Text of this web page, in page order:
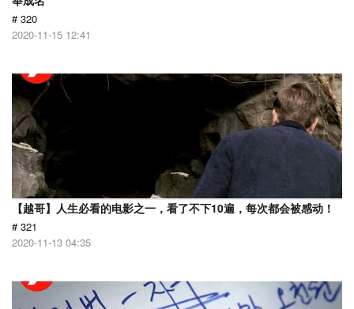
# 320
2020-11-15 12:41
【越哥】人生必看的电影之一，看了不下10遍，每次都会被感动！
# 321
2020-11-13 04:35